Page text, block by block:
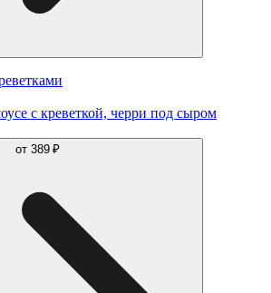
с креветкой, черри под сыром
от 389 ₽